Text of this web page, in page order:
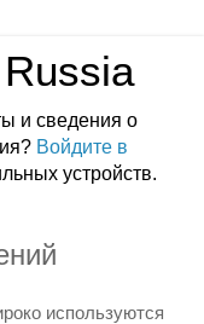
и сведения о
Войдите в
устройств.
используются